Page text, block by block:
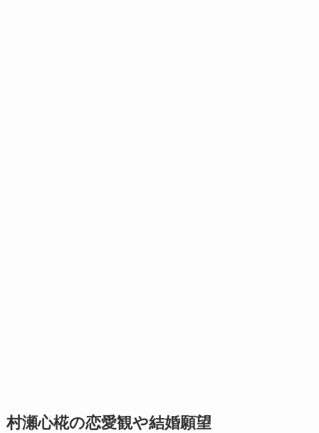
村瀬心椛の恋愛観や結婚願望